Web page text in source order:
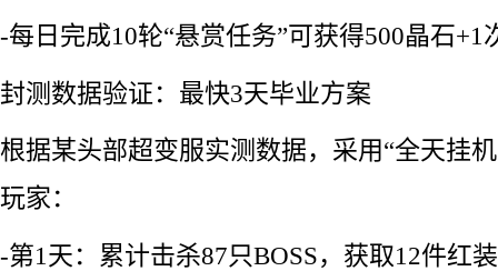
-每日完成10轮“悬赏任务”可获得500晶石+1
封测数据验证：最快3天毕业方案
根据某头部超变服实测数据，采用“全天挂
玩家：
-第1天：累计击杀87只BOSS，获取12件红装